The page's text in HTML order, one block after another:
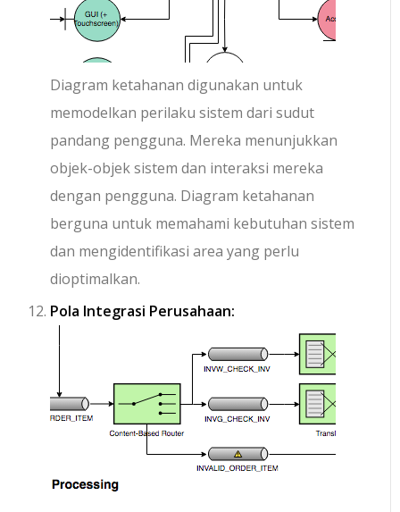
Diagram ketahanan digunakan untuk
memodelkan perilaku sistem dari sudut
pandang pengguna. Mereka menunjukkan
objek-objek sistem dan interaksi mereka
dengan pengguna. Diagram ketahanan
berguna untuk memahami kebutuhan sistem
dan mengidentifikasi area yang perlu
dioptimalkan.
Pola Integrasi Perusahaan: